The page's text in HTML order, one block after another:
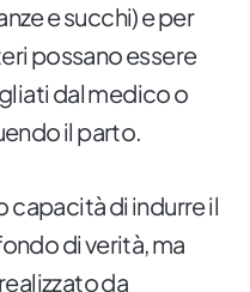
e succhi) e per
possano essere
dal medico o
il parto.
capacità di indurre il
di verità, ma
da